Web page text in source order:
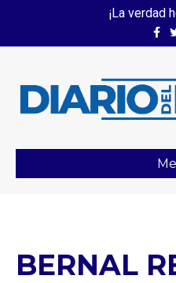
¡La verdad
BERNAL